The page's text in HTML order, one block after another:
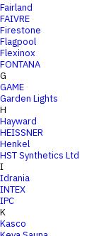
Fairland
FAIVRE
Firestone
Flagpool
Flexinox
FONTANA
G
GAME
Garden Lights
H
Hayward
HEISSNER
Henkel
HST Synthetics Ltd
I
Idrania
INTEX
IPC
K
Kasco